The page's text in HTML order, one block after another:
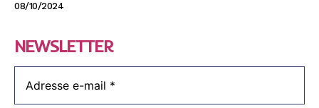
08/10/2024
NEWSLETTER